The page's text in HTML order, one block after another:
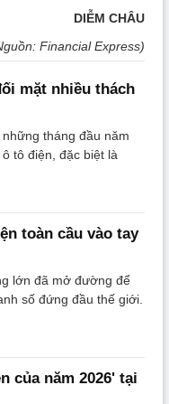
DIỄM CHÂU
Financial Express)
mặt nhiều thách
tháng đầu năm
tô điện, đặc biệt là
toàn cầu vào tay
lớn đã mở đường để
số đứng đầu thế giới.
của năm 2026' tại